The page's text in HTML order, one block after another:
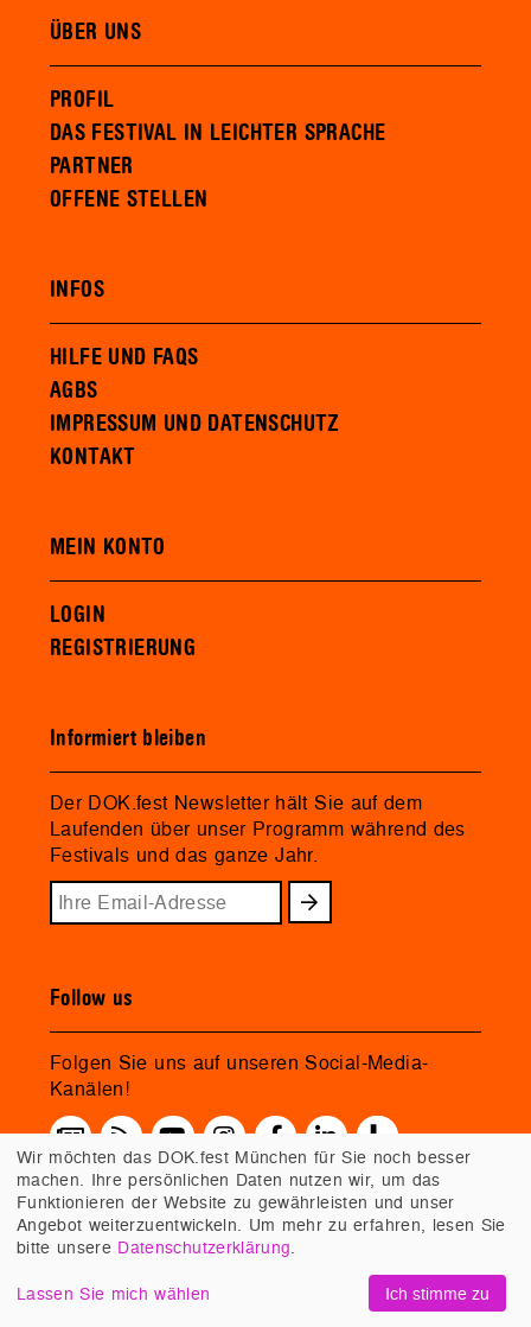
ÜBER UNS
PROFIL
DAS FESTIVAL IN LEICHTER SPRACHE
PARTNER
OFFENE STELLEN
INFOS
HILFE UND FAQS
AGBS
IMPRESSUM UND DATENSCHUTZ
KONTAKT
MEIN KONTO
LOGIN
REGISTRIERUNG
Informiert bleiben
Der DOK.fest Newsletter hält Sie auf dem
Laufenden über unser Programm während des
Festivals und das ganze Jahr.
Follow us
Folgen Sie uns auf unseren Social-Media-
Kanälen!
Wir möchten das DOK.fest München für Sie noch besser
machen. Ihre persönlichen Daten nutzen wir, um das
Funktionieren der Website zu gewährleisten und unser
Angebot weiterzuentwickeln. Um mehr zu erfahren, lesen Sie
bitte unsere Datenschutzerklärung.
Lassen Sie mich wählen Ich stimme zu